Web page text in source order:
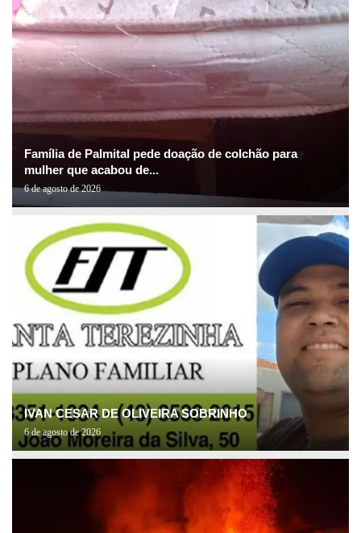
Família de Palmital pede doação de colchão para
mulher que acabou de...
6 de agosto de 2026
IVAN CESAR DE OLIVEIRA SOBRINHO
6 de agosto de 2026